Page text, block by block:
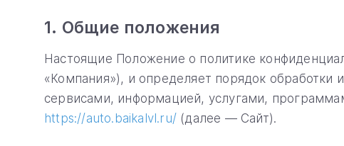
1. Общие положения
Настоящие Положение о политике
«Компания»), и определяет порядок
сервисами, информацией, услугами,
https://auto.baikalvl.ru/ (далее — Сайт).